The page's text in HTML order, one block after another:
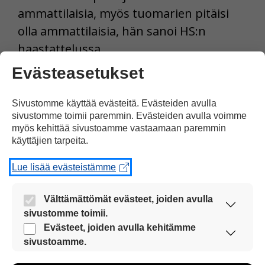
ammattilaisia, myös tuomarien pitäisi
olla ammattilaisia, hän sanoi HS:n
haastattelussa.
Tulosta uutinen
Jaa Facebookissa
Kommentoi
Evästeasetukset
Sivustomme käyttää evästeitä. Evästeiden avulla
sivustomme toimii paremmin. Evästeiden avulla voimme
myös kehittää sivustoamme vastaamaan paremmin
käyttäjien tarpeita.
Lue lisää evästeistämme
Välttämättömät evästeet, joiden avulla
sivustomme toimii.
Nämä evästeet ovat aina käytössä, jotta
sivustoamme voi käyttää sujuvasti ja turvallisesti.
Evästeet, joiden avulla kehitämme
sivustoamme.